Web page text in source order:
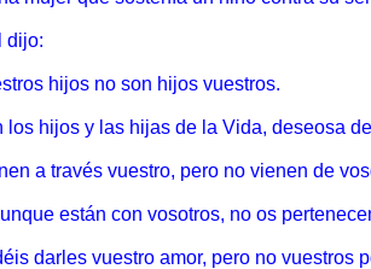
dijo:
hijos no son hijos vuestros.
los hijos y las hijas de la Vida, deseosa
a través vuestro, pero no vienen de
están con vosotros, no os
darles vuestro amor, pero no vuestros